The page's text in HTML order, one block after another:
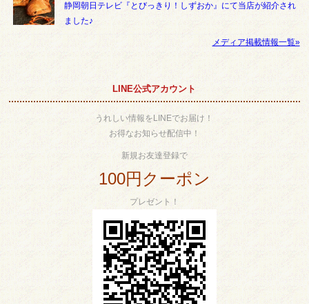
静岡朝日テレビ『とびっきり！しずおか』にて当店が紹介され
ました♪
メディア掲載情報一覧»
LINE公式アカウント
うれしい情報をLINEでお届け！
お得なお知らせ配信中！
新規お友達登録で
100円クーポン
プレゼント！